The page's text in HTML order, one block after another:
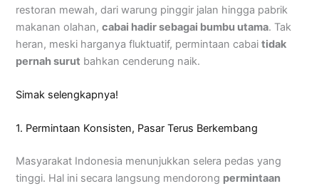
restoran mewah, dari warung pinggir jalan hingga pabrik
makanan olahan,cabai hadir sebagai bumbu utama. Tak
heran, meski harganya fluktuatif, permintaan cabaitidak
pernah surut bahkan cenderung naik.
Simak selengkapnya!
1. Permintaan Konsisten, Pasar Terus Berkembang
Masyarakat Indonesia menunjukkan selera pedas yang
tinggi. Hal ini secara langsung mendorong permintaan